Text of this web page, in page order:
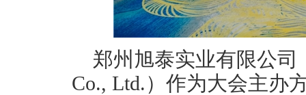
郑州旭泰实业有限公司
Co., Ltd.）作为大会主办